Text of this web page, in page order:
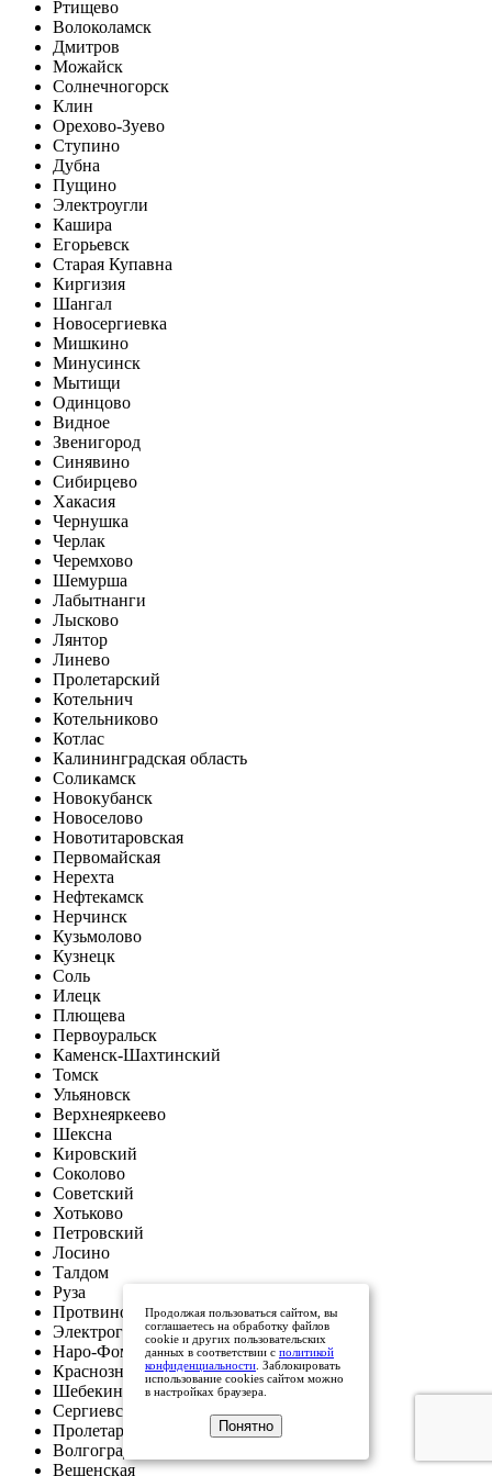
Ртищево
Волоколамск
Дмитров
Можайск
Солнечногорск
Клин
Орехово-Зуево
Ступино
Дубна
Пущино
Электроугли
Кашира
Егорьевск
Старая Купавна
Киргизия
Шангал
Новосергиевка
Мишкино
Минусинск
Мытищи
Одинцово
Видное
Звенигород
Синявино
Сибирцево
Хакасия
Чернушка
Черлак
Черемхово
Шемурша
Лабытнанги
Лысково
Лянтор
Линево
Пролетарский
Котельнич
Котельниково
Котлас
Калининградская область
Соликамск
Новокубанск
Новоселово
Новотитаровская
Первомайская
Нерехта
Нефтекамск
Нерчинск
Кузьмолово
Кузнецк
Соль
Илецк
Плющева
Первоуральск
Каменск-Шахтинский
Томск
Ульяновск
Верхнеяркеево
Шексна
Кировский
Соколово
Советский
Хотьково
Петровский
Лосино
Талдом
Руза
Протвино
Электрогорск
Наро-Фоминск
Краснознаменск
Шебекино
Сергиевск
Пролетарская
Волгоград
Вешенская
Продолжая пользоваться сайтом, вы
соглашаетесь на обработку файлов
cookie и других пользовательских
данных в соответствии с политикой
конфиденциальности . Заблокировать
использование cookies сайтом можно
в настройках браузера.
Понятно